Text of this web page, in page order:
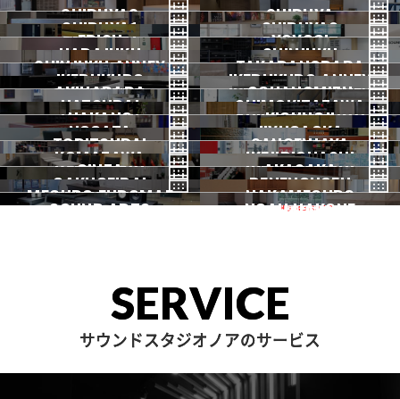
SHIBUYA3
渋谷3号
2026.07 OPEN
SHIBUYA
渋谷本店
SHIBUYA1
渋谷1号
SHIBUYA2
渋谷2号
EBISU
恵比寿
YOYOGI
代々木
HARAJUKU
原宿
SHINJUKU
新宿
SHINJUKU ANNEX
新宿ANNEX
TAKADANOBABA
高田馬場
IKEBUKURO
池袋
IKEBUKURO ANNEX
池袋ANNEX
AKIHABARA
秋葉原
OCHANOMIZU
御茶ノ水
HATSUDAI
初台
SHIMOKITAZAWA
下北沢
NAKANO
中野
KICHIJOJI
吉祥寺
NOGATA
野方
JIYUGAOKA
自由が丘
TORITSUDAI
都立大
SANGENJAYA
三軒茶屋
KOMAZAWA
駒沢
IKEJIRIOHASHI
池尻大橋
一時閉店中
GINZA
銀座
AKASAKA
赤坂
GAKUGEIDAI
学芸大
DENENCHOFU
田園調布
MEGURO FUDOMAE NAKAMEGURO
SOUND ARTS NOAH HAKONE
SERVICE
サウンドスタジオノアのサービス